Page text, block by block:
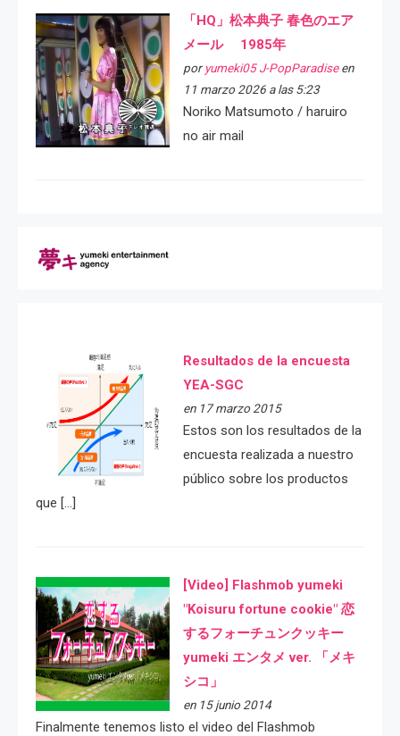
「HQ」松本典子 春色のエア
メール 1985年
por yumeki05 J-PopParadiseen
11 marzo 2026 a las 5:23
Noriko Matsumoto / haruiro
no air mail
Resultados de la encuesta
YEA-SGC
en 17 marzo 2015
Estos son los resultados de la
encuesta realizada a nuestro
público sobre los productos
que […]
[Video] Flashmob yumeki
"Koisuru fortune cookie" 恋
するフォーチュンクッキー
yumeki エンタメ ver. 「メキ
シコ」
en 15 junio 2014
Finalmente tenemos listo el video del Flashmob